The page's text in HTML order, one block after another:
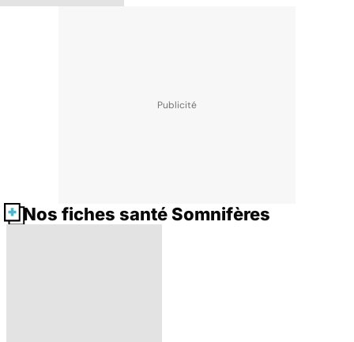
Nos fiches santé Somnifères